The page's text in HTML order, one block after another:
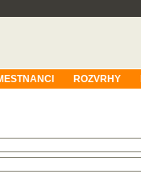
ROZVRHY